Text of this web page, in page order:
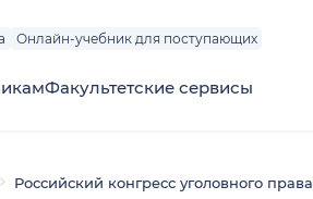
Онлайн-учебник для поступающих
Факультетские сервисы
Российский конгресс уголовного права